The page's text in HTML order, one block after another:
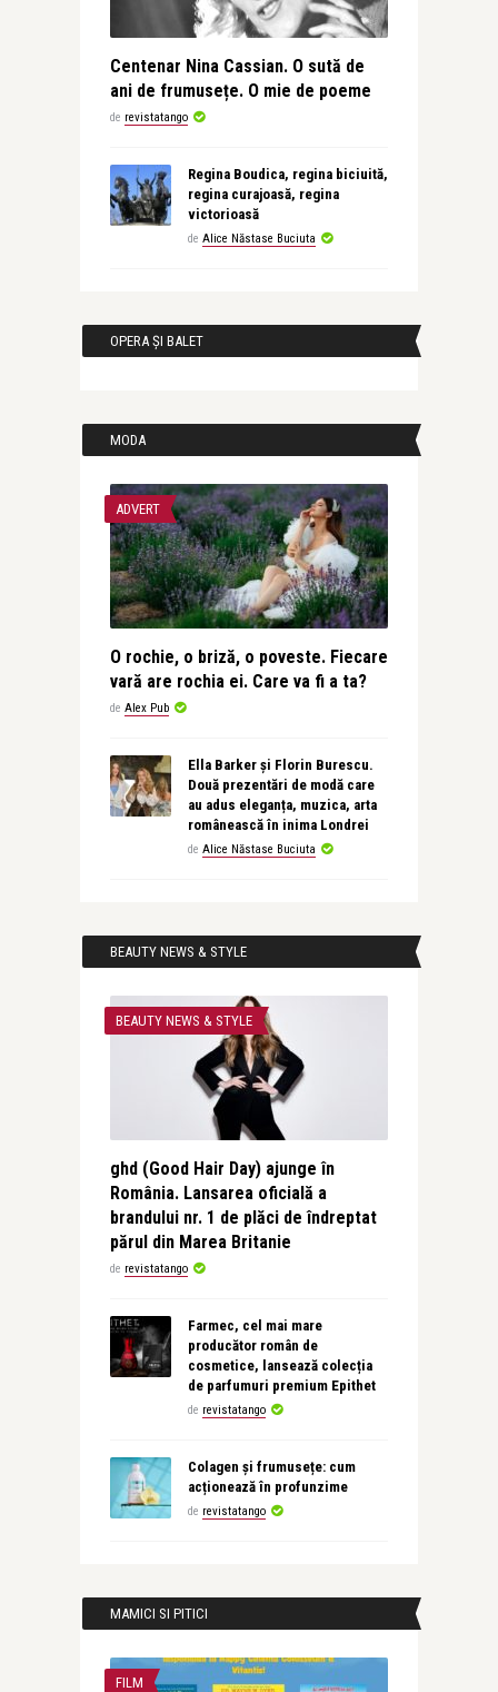
Centenar Nina Cassian. O sută de
ani de frumusețe. O mie de poeme
de revistatango
Regina Boudica, regina biciuită,
regina curajoasă, regina
victorioasă
de Alice Năstase Buciuta
OPERA ȘI BALET
MODA
ADVERT
O rochie, o briză, o poveste. Fiecare
vară are rochia ei. Care va fi a ta?
de Alex Pub
Ella Barker și Florin Burescu.
Două prezentări de modă care
au adus eleganța, muzica, arta
românească în inima Londrei
de Alice Năstase Buciuta
BEAUTY NEWS & STYLE
BEAUTY NEWS & STYLE
ghd (Good Hair Day) ajunge în
România. Lansarea oficială a
brandului nr. 1 de plăci de îndreptat
părul din Marea Britanie
de revistatango
Farmec, cel mai mare
producător român de
cosmetice, lansează colecția
de parfumuri premium Epithet
de revistatango
Colagen și frumusețe: cum
acționează în profunzime
de revistatango
MAMICI SI PITICI
FILM